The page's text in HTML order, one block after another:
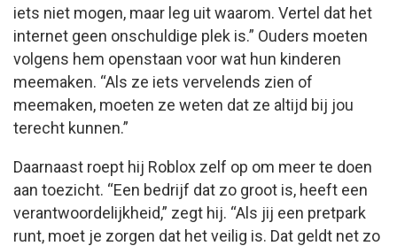
iets niet mogen, maar leg uit waarom. Vertel dat het
internet geen onschuldige plek is.” Ouders moeten
volgens hem openstaan voor wat hun kinderen
meemaken. “Als ze iets vervelends zien of
meemaken, moeten ze weten dat ze altijd bij jou
terecht kunnen.”
Daarnaast roept hij Roblox zelf op om meer te doen
aan toezicht. “Een bedrijf dat zo groot is, heeft een
verantwoordelijkheid,” zegt hij. “Als jij een pretpark
runt, moet je zorgen dat het veilig is. Dat geldt net zo